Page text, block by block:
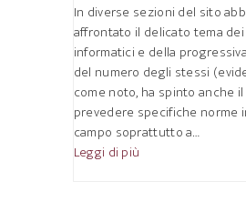
In diverse sezioni del sito
affrontato il delicato tema
informatici e della
del numero degli stessi
come noto, ha spinto anche
prevedere specifiche norme
campo soprattutto a…
Leggi di più